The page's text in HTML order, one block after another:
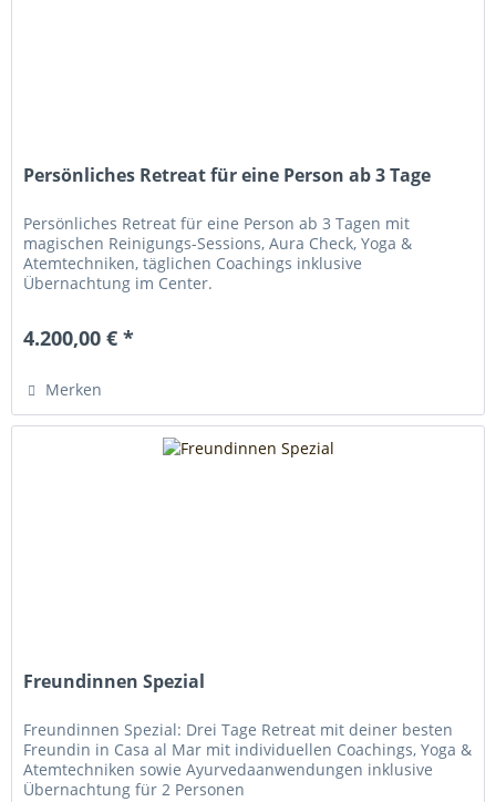
Persönliches Retreat für eine Person ab 3 Tage
Persönliches Retreat für eine Person ab 3 Tagen mit
magischen Reinigungs-Sessions, Aura Check, Yoga &
Atemtechniken, täglichen Coachings inklusive
Übernachtung im Center.
4.200,00 € *
Merken
Freundinnen Spezial
Freundinnen Spezial: Drei Tage Retreat mit deiner besten
Freundin in Casa al Mar mit individuellen Coachings, Yoga &
Atemtechniken sowie Ayurvedaanwendungen inklusive
Übernachtung für 2 Personen